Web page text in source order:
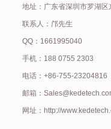
地址：广东省深圳市罗湖
联系人：邝先生
QQ：1661995040
手机：188 0755 2303
电话：+86-755-23204816
邮箱：
网址： http://